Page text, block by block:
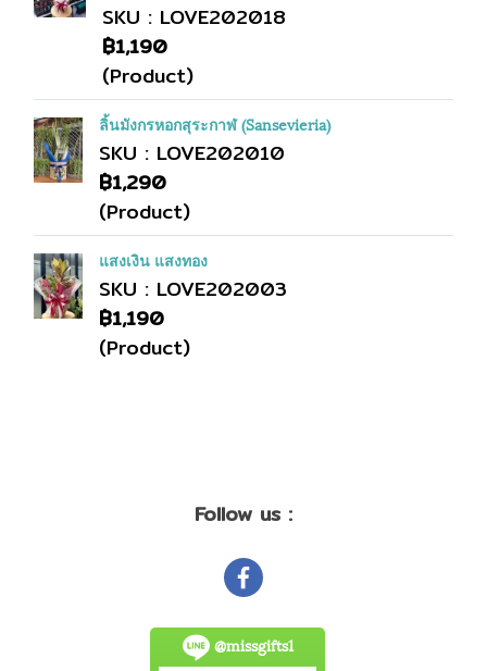
SKU : LOVE202018
฿1,190
(Product)
ลิ้นมังกรหอกสุระกาฬ (Sansevieria)
SKU : LOVE202010
฿1,290
(Product)
แสงเงิน แสงทอง
SKU : LOVE202003
฿1,190
(Product)
Follow us :
@missgifts1